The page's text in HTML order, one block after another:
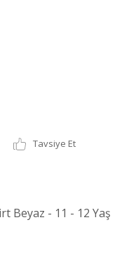
Tavsiye Et
Beyaz - 11 - 12 Yaş